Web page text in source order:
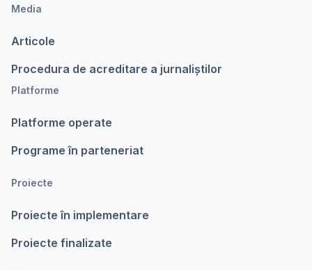
Media
Articole
Procedura de acreditare a jurnaliștilor
Platforme
Platforme operate
Programe în parteneriat
Proiecte
Proiecte în implementare
Proiecte finalizate